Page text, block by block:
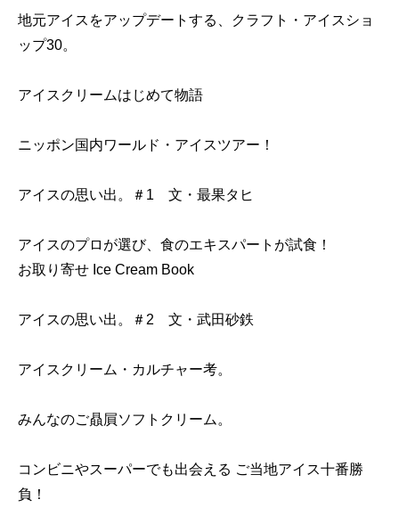
地元アイスをアップデートする、クラフト・アイスショ
ップ30。
アイスクリームはじめて物語
ニッポン国内ワールド・アイスツアー！
アイスの思い出。＃1 文・最果タヒ
アイスのプロが選び、食のエキスパートが試食！
お取り寄せ Ice Cream Book
アイスの思い出。＃2 文・武田砂鉄
アイスクリーム・カルチャー考。
みんなのご贔屓ソフトクリーム。
コンビニやスーパーでも出会える ご当地アイス十番勝
負！